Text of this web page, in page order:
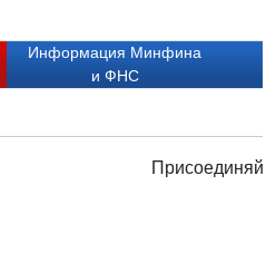
Информация Минфина
и ФНС